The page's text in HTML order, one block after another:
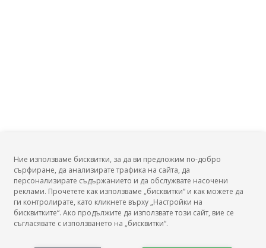
БГ Заплати
Ние използваме бисквитки, за да ви предложим по-добро
сърфиране, да анализирате трафика на сайта, да
персонализирате съдържанието и да обслужвате насочени
реклами. Прочетете как използваме „бисквитки“ и как можете да
ги контролирате, като кликнете върху „Настройки на
бисквитките“. Ако продължите да използвате този сайт, вие се
съгласявате с използването на „бисквитки“.